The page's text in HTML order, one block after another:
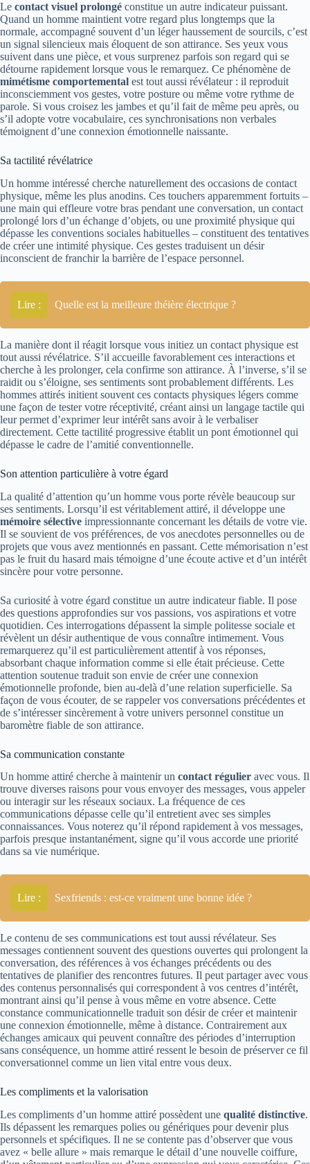
Le contact visuel prolongé constitue un autre indicateur puissant.
Quand un homme maintient votre regard plus longtemps que la
normale, accompagné souvent d’un léger haussement de sourcils, c’est
un signal silencieux mais éloquent de son attirance. Ses yeux vous
suivent dans une pièce, et vous surprenez parfois son regard qui se
détourne rapidement lorsque vous le remarquez. Ce phénomène de
mimétisme comportemental est tout aussi révélateur : il reproduit
inconsciemment vos gestes, votre posture ou même votre rythme de
parole. Si vous croisez les jambes et qu’il fait de même peu après, ou
s’il adopte votre vocabulaire, ces synchronisations non verbales
témoignent d’une connexion émotionnelle naissante.
Sa tactilité révélatrice
Un homme intéressé cherche naturellement des occasions de contact
physique, même les plus anodins. Ces touchers apparemment fortuits –
une main qui effleure votre bras pendant une conversation, un contact
prolongé lors d’un échange d’objets, ou une proximité physique qui
dépasse les conventions sociales habituelles – constituent des tentatives
de créer une intimité physique. Ces gestes traduisent un désir
inconscient de franchir la barrière de l’espace personnel.
Lire : Quelle est la meilleure théière électrique ?
La manière dont il réagit lorsque vous initiez un contact physique est
tout aussi révélatrice. S’il accueille favorablement ces interactions et
cherche à les prolonger, cela confirme son attirance. À l’inverse, s’il se
raidit ou s’éloigne, ses sentiments sont probablement différents. Les
hommes attirés initient souvent ces contacts physiques légers comme
une façon de tester votre réceptivité, créant ainsi un langage tactile qui
leur permet d’exprimer leur intérêt sans avoir à le verbaliser
directement. Cette tactilité progressive établit un pont émotionnel qui
dépasse le cadre de l’amitié conventionnelle.
Son attention particulière à votre égard
La qualité d’attention qu’un homme vous porte révèle beaucoup sur
ses sentiments. Lorsqu’il est véritablement attiré, il développe une
mémoire sélective impressionnante concernant les détails de votre vie.
Il se souvient de vos préférences, de vos anecdotes personnelles ou de
projets que vous avez mentionnés en passant. Cette mémorisation n’est
pas le fruit du hasard mais témoigne d’une écoute active et d’un intérêt
sincère pour votre personne.
Sa curiosité à votre égard constitue un autre indicateur fiable. Il pose
des questions approfondies sur vos passions, vos aspirations et votre
quotidien. Ces interrogations dépassent la simple politesse sociale et
révèlent un désir authentique de vous connaître intimement. Vous
remarquerez qu’il est particulièrement attentif à vos réponses,
absorbant chaque information comme si elle était précieuse. Cette
attention soutenue traduit son envie de créer une connexion
émotionnelle profonde, bien au-delà d’une relation superficielle. Sa
façon de vous écouter, de se rappeler vos conversations précédentes et
de s’intéresser sincèrement à votre univers personnel constitue un
baromètre fiable de son attirance.
Sa communication constante
Un homme attiré cherche à maintenir un contact régulier avec vous. Il
trouve diverses raisons pour vous envoyer des messages, vous appeler
ou interagir sur les réseaux sociaux. La fréquence de ces
communications dépasse celle qu’il entretient avec ses simples
connaissances. Vous noterez qu’il répond rapidement à vos messages,
parfois presque instantanément, signe qu’il vous accorde une priorité
dans sa vie numérique.
Lire : Sexfriends : est-ce vraiment une bonne idée ?
Le contenu de ses communications est tout aussi révélateur. Ses
messages contiennent souvent des questions ouvertes qui prolongent la
conversation, des références à vos échanges précédents ou des
tentatives de planifier des rencontres futures. Il peut partager avec vous
des contenus personnalisés qui correspondent à vos centres d’intérêt,
montrant ainsi qu’il pense à vous même en votre absence. Cette
constance communicationnelle traduit son désir de créer et maintenir
une connexion émotionnelle, même à distance. Contrairement aux
échanges amicaux qui peuvent connaître des périodes d’interruption
sans conséquence, un homme attiré ressent le besoin de préserver ce fil
conversationnel comme un lien vital entre vous deux.
Les compliments et la valorisation
Les compliments d’un homme attiré possèdent une qualité distinctive.
Ils dépassent les remarques polies ou génériques pour devenir plus
personnels et spécifiques. Il ne se contente pas d’observer que vous
avez « belle allure » mais remarque le détail d’une nouvelle coiffure,